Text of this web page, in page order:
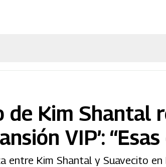
de Kim Shantal
VIP’:
entre Kim Shantal y Suavecito en